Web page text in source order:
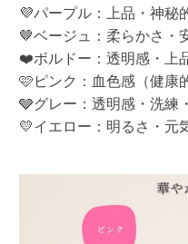
💜パープル：上品・神秘
🤎ベージュ：柔らかさ・
❤️ボルドー：透明感・上
🩷ピンク：血色感（健康
🩶グレー：透明感・洗練
💛イエロー：明るさ・元